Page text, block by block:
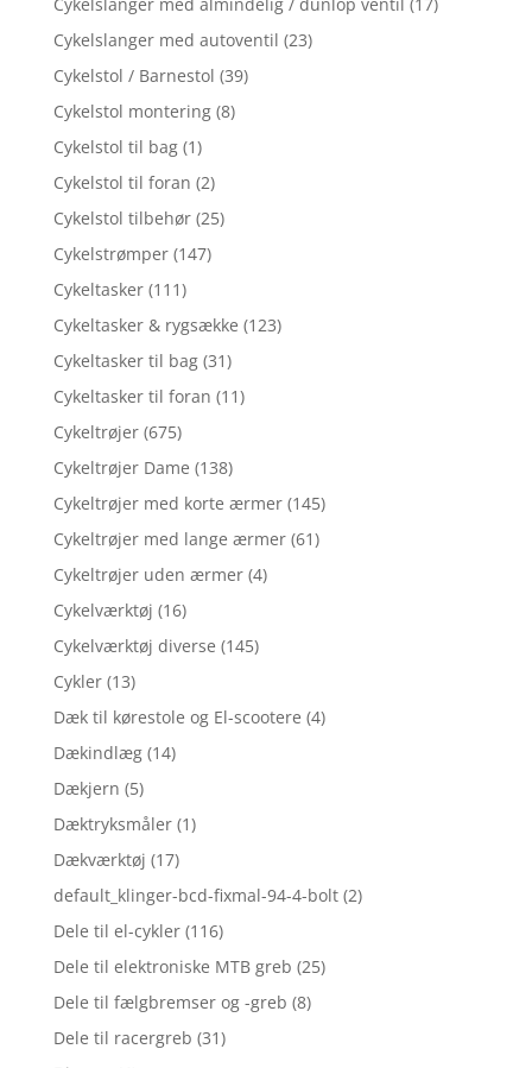
Cykelslanger med autoventil (23)
Cykelstol / Barnestol (39)
Cykelstol montering (8)
Cykelstol til bag (1)
Cykelstol til foran (2)
Cykelstol tilbehør (25)
Cykelstrømper (147)
Cykeltasker (111)
Cykeltasker & rygsække (123)
Cykeltasker til bag (31)
Cykeltasker til foran (11)
Cykeltrøjer (675)
Cykeltrøjer Dame (138)
Cykeltrøjer med korte ærmer (145)
Cykeltrøjer med lange ærmer (61)
Cykeltrøjer uden ærmer (4)
Cykelværktøj (16)
Cykelværktøj diverse (145)
Cykler (13)
Dæk til kørestole og El-scootere (4)
Dækindlæg (14)
Dækjern (5)
Dæktryksmåler (1)
Dækværktøj (17)
default_klinger-bcd-fixmal-94-4-bolt (2)
Dele til el-cykler (116)
Dele til elektroniske MTB greb (25)
Dele til fælgbremser og -greb (8)
Dele til racergreb (31)